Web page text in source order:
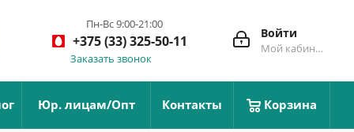
Войти
Мой кабинет
Пн-Вс 9:00-21:00
+375 (33) 325-50-11
Заказать звонок
Юр. лицам/Опт Контакты Корзина